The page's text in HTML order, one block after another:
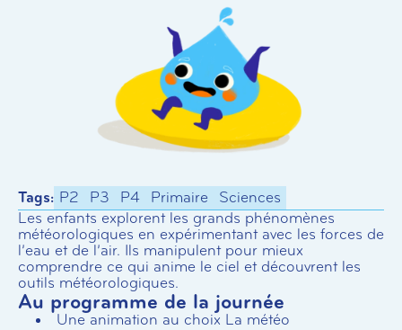
Tags: P2 P3 P4 Primaire
Sciences
Les enfants explorent les grands phénomènes
météorologiques en expérimentant avec les forces de
l’eau et de l’air. Ils manipulent pour mieux
comprendre ce qui anime le ciel et découvrent les
outils météorologiques.
Au programme de la journée
Une animation au choix La météo